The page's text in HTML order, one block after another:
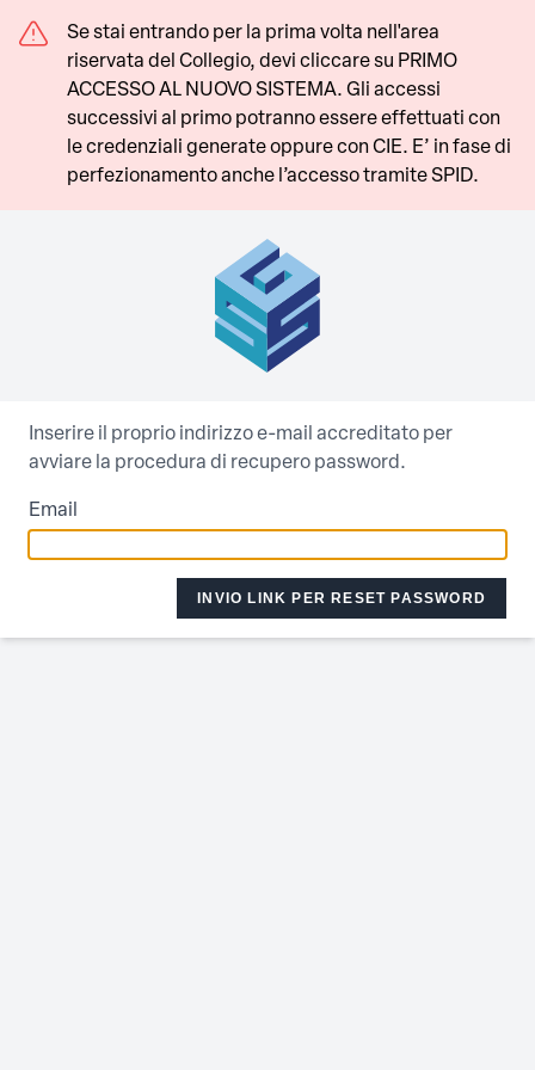
Se stai entrando per la prima volta nell'area
riservata del Collegio, devi cliccare su PRIMO
ACCESSO AL NUOVO SISTEMA. Gli accessi
successivi al primo potranno essere effettuati con
le credenziali generate oppure con CIE. E’ in fase di
perfezionamento anche l’accesso tramite SPID.
Inserire il proprio indirizzo e-mail accreditato per
avviare la procedura di recupero password.
Email
INVIO LINK PER RESET PASSWORD